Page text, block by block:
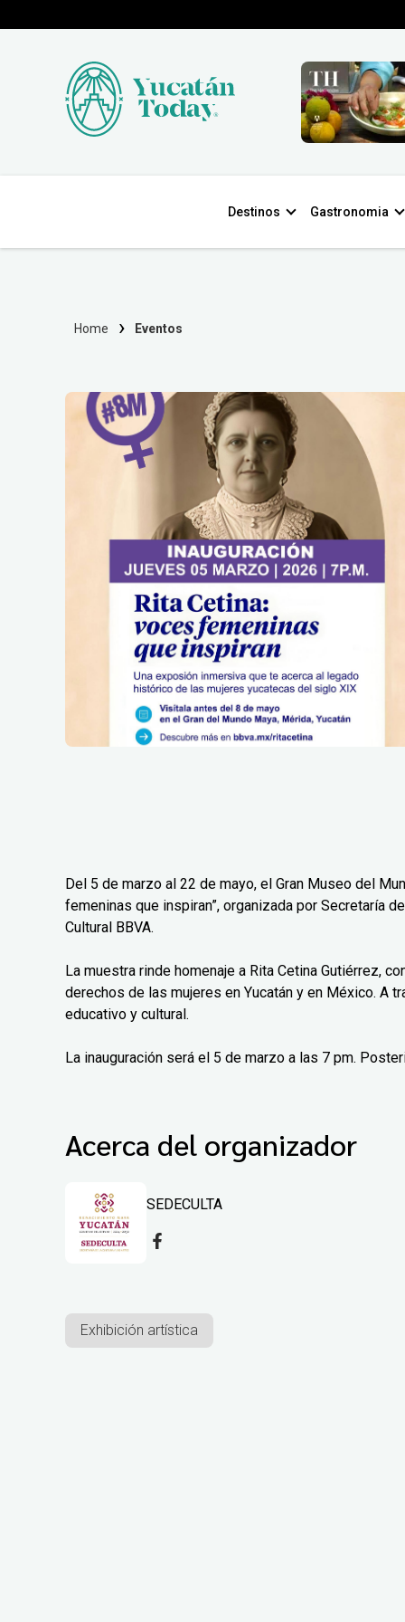
Destinos Gastronomia
Home Eventos
Del 5 de marzo al 22 de mayo, el Gran Museo del
femeninas que inspiran”, organizada por Secretaría
Cultural BBVA.
La muestra rinde homenaje a Rita Cetina Gutiérrez,
derechos de las mujeres en Yucatán y en México. A
educativo y cultural.
La inauguración será el 5 de marzo a las 7 pm.
Acerca del organizador
SEDECULTA
Exhibición artística